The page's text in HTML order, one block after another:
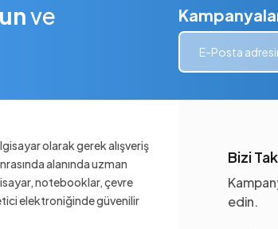
ve
olarak gerek alışveriş
alanında uzman
notebooklar, çevre
elektroniğinde güvenilir
Bizi
edin.